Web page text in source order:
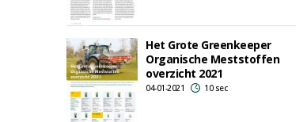
Het Grote Greenkeeper
Organische Meststoffen
overzicht 2021
04-01-2021 10 sec